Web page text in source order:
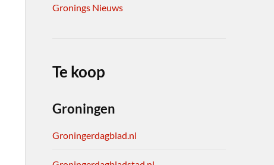
Gronings Nieuws
Te koop
Groningen
Groningerdagblad.nl